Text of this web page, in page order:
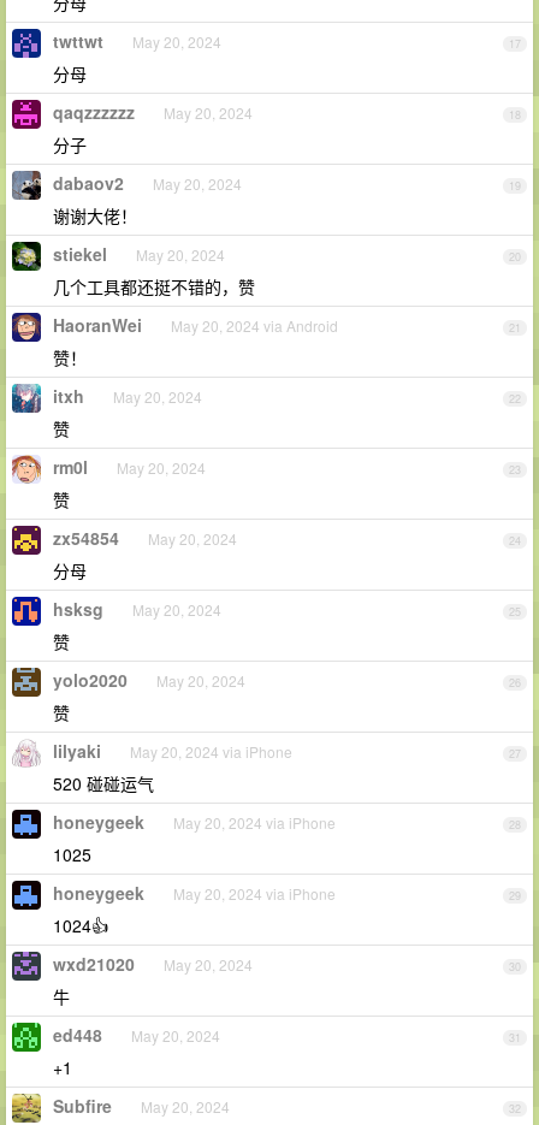
17
twttwt May 20, 2024
分母
18
qaqzzzzzz May 20, 2024
分子
19
dabaov2 May 20, 2024
谢谢大佬！
20
stiekel May 20, 2024
几个工具都还挺不错的，赞
21
HaoranWei May 20, 2024 via Android
赞！
22
itxh May 20, 2024
赞
23
rm0l May 20, 2024
赞
24
zx54854 May 20, 2024
分母
25
hsksg May 20, 2024
赞
26
yolo2020 May 20, 2024
赞
27
lilyaki May 20, 2024 via iPhone
520 碰碰运气
28
honeygeek May 20, 2024 via iPhone
1025
29
honeygeek May 20, 2024 via iPhone
1024👍
30
wxd21020 May 20, 2024
牛
31
ed448 May 20, 2024
+1
32
Subfire May 20, 2024